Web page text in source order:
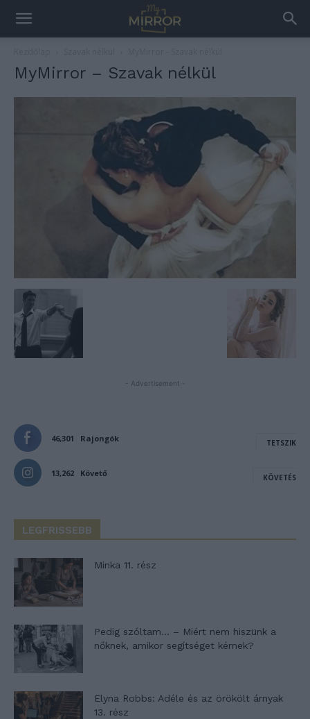
MyMirror – Szavak nélkül
- Advertisement -
46,301 Rajongók TETSZIK
13,262 Követő KÖVETÉS
LEGFRISSEBB
Minka 11. rész
Pedig szóltam… – Miért nem hiszünk a
nőknek, amikor segítséget kérnek?
Elyna Robbs: Adéle és az örökölt árnyak
13. rész